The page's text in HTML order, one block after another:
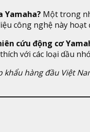
Yamaha? Một trong
công nghệ này hoạt
cứu động cơ
với các loại dầu
hàng đầu Việt